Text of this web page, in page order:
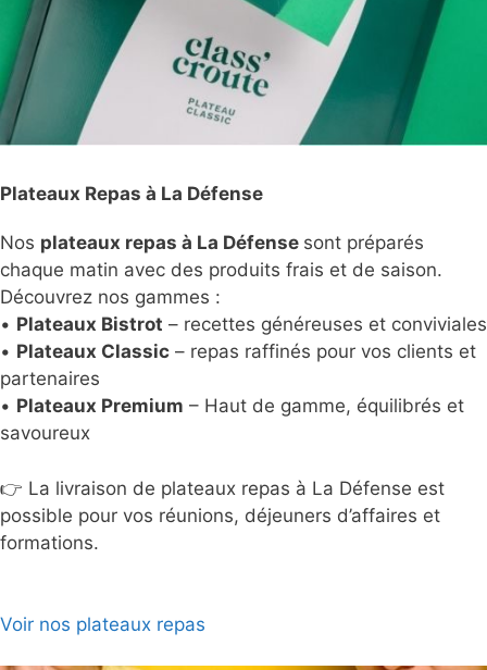
Plateaux Repas à La Défense
Nos plateaux repas à La Défense sont préparés
chaque matin avec des produits frais et de saison.
Découvrez nos gammes :
• Plateaux Bistrot – recettes généreuses et conviviales
• Plateaux Classic – repas raffinés pour vos clients et
partenaires
• Plateaux Premium – Haut de gamme, équilibrés et
savoureux
👉 La livraison de plateaux repas à La Défense est
possible pour vos réunions, déjeuners d’affaires et
formations.
Voir nos plateaux repas